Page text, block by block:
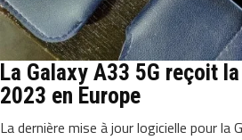
La Galaxy A33 5G reçoit
2023 en Europe
La dernière mise à jour logicielle pour la